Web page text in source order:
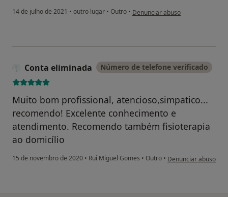
14 de julho de 2021 • outro lugar • Outro • na opinião do utilizador Pena Silva
Denunciar abuso
Conta eliminada Número de telefone verificado
Muito bom profissional, atencioso,simpatico...
recomendo! Excelente conhecimento e
atendimento. Recomendo também fisioterapia
ao domicílio
15 de novembro de 2020 • Rui Miguel Gomes • Outro • na opinião do
Denunciar abuso